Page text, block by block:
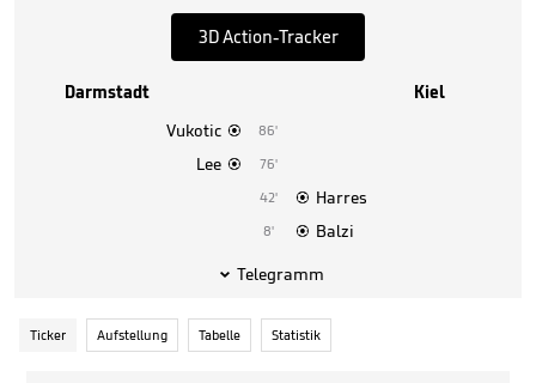
3D Action-Tracker
Darmstadt
Kiel
Vukotic  86'
Lee  76'
Harres

42'
Balzi

8'
 Telegramm
Ticker Aufstellung Tabelle Statistik